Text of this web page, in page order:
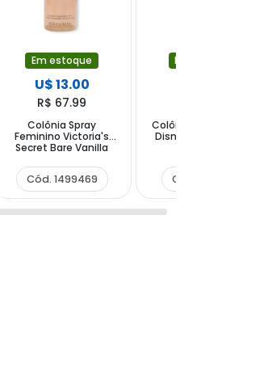
Em estoque
U$ 13.00
R$ 67.99
Colônia Spray
Feminino Victoria's
Secret Bare Vanilla
Parfumée 250 ml
Cód. 1499469
Em estoque
Colônia Spray Infantil
Disney Stitch 200ml
Cód. 1631739